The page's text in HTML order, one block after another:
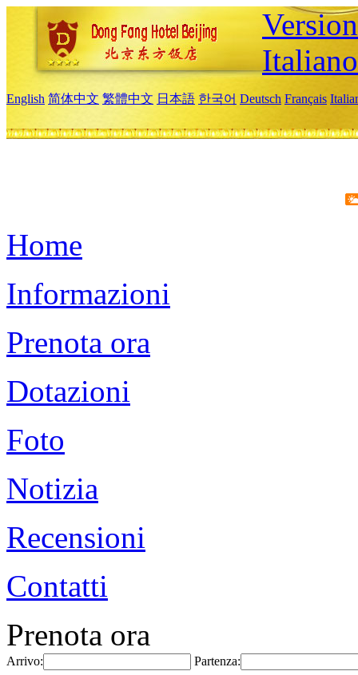
Italiano
English 简体中文 繁體中文 日本語 한국어 Deutsch Français
Home
Informazioni
Prenota ora
Dotazioni
Foto
Notizia
Recensioni
Contatti
Prenota ora
Arrivo: Partenza: